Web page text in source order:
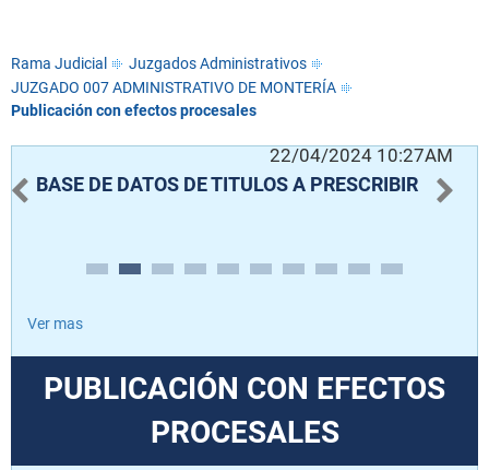
Rama Judicial
Juzgados Administrativos
JUZGADO 007 ADMINISTRATIVO DE MONTERÍA
Publicación con efectos procesales
22/04/2024 10:27AM
BASE DE DATOS DE TITULOS A PRESCRIBIR
Ver mas
PUBLICACIÓN CON EFECTOS
PROCESALES